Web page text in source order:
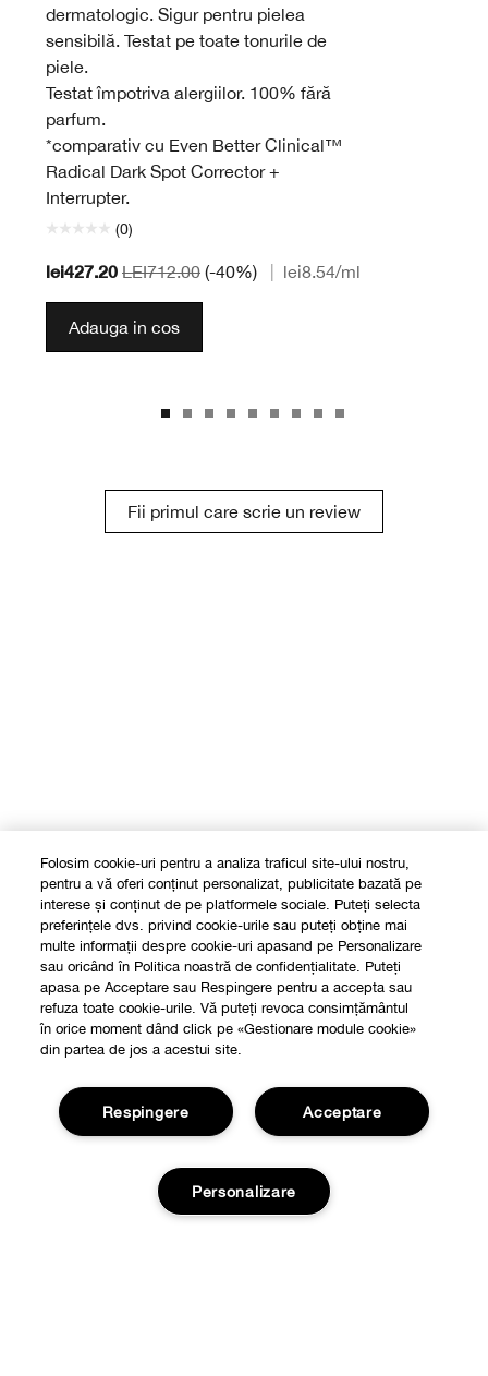
dermatologic. Sigur pentru pielea
sensibilă. Testat pe toate tonurile de
piele.
Testat împotriva alergiilor. 100% fără
parfum.
*comparativ cu Even Better Clinical™
Radical Dark Spot Corrector +
Interrupter.
(0)
lei427.20 LEI712.00 (-40%) lei8.54/ml
Adauga in cos
Fii primul care scrie un review
Localizeaza un magazin
Folosim cookie-uri pentru a analiza traficul site-ului nostru,
pentru a vă oferi conținut personalizat, publicitate bazată pe
interese și conținut de pe platformele sociale. Puteți selecta
preferințele dvs. privind cookie-urile sau puteți obține mai
multe informații despre cookie-uri apasand pe Personalizare
sau oricând în Politica noastră de confidențialitate. Puteți
apasa pe Acceptare sau Respingere pentru a accepta sau
refuza toate cookie-urile. Vă puteți revoca consimțământul
în orice moment dând click pe «Gestionare module cookie»
din partea de jos a acestui site.
Acceptare
Respingere
Personalizare